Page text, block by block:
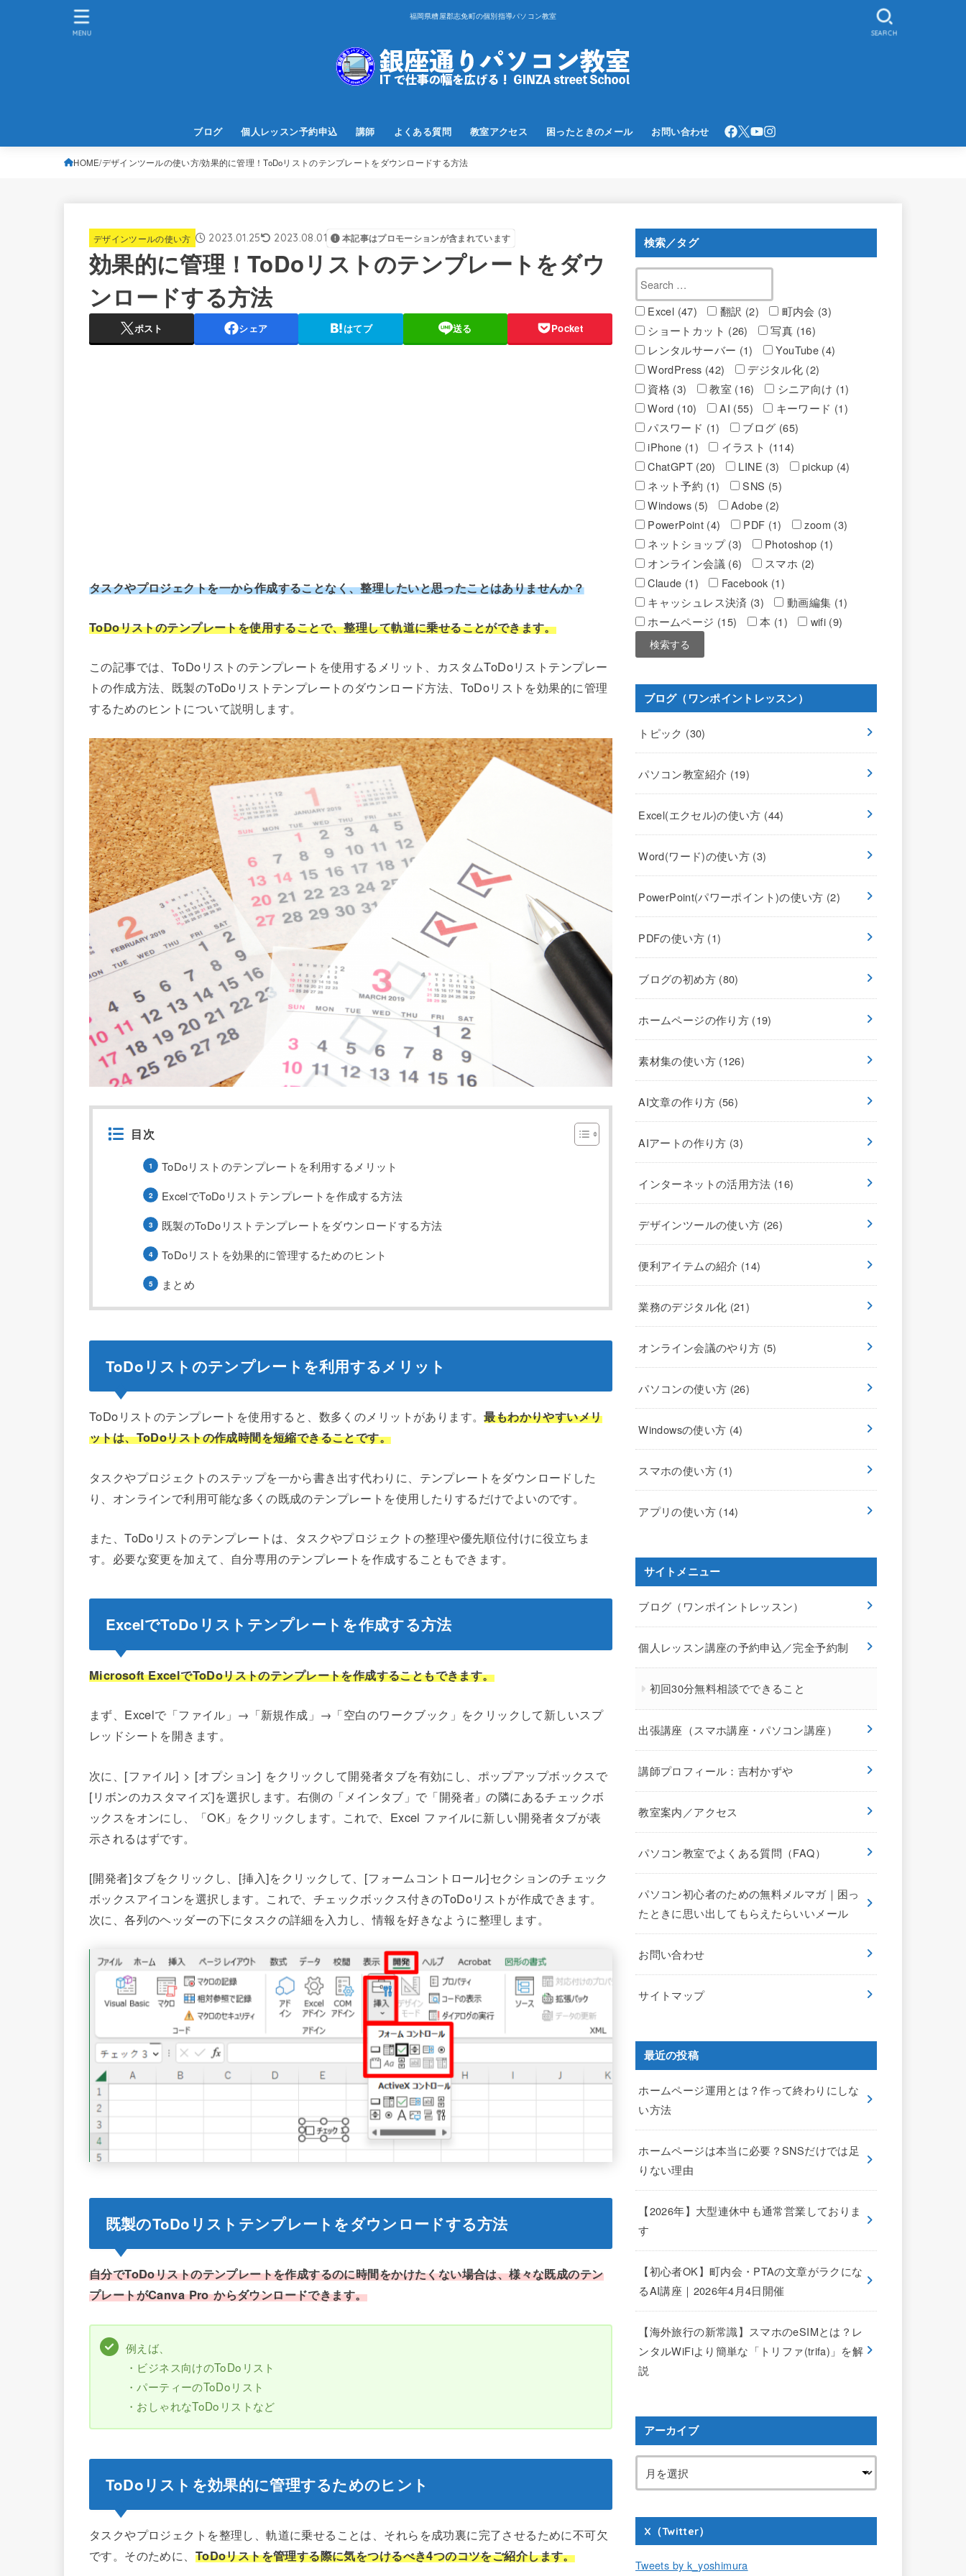
福岡県糟屋郡志免町の個別指導パソコン教室
ブログ 個人レッスン予約申込 講師 よくある質問 教室アクセス 困ったときのメール お問い合わせ
SEARCH
MENU
HOME デザインツールの使い方 効果的に管理！ToDoリストのテンプレートをダウンロードする方法
デザインツールの使い方 2023.01.25 2023.08.01 本記事はプロモーションが含まれています
効果的に管理！ToDoリストのテンプレートをダウ
ンロードする方法
ポスト シェア はてブ 送る Pocket
タスクやプロジェクトを一から作成することなく、整理したいと思ったことはありませんか？
ToDoリストのテンプレートを使用することで、整理して軌道に乗せることができます。
この記事では、ToDoリストのテンプレートを使用するメリット、カスタムToDoリストテンプレー
トの作成方法、既製のToDoリストテンプレートのダウンロード方法、ToDoリストを効果的に管理
するためのヒントについて説明します。
目次
ToDoリストのテンプレートを利用するメリット
ExcelでToDoリストテンプレートを作成する方法
既製のToDoリストテンプレートをダウンロードする方法
ToDoリストを効果的に管理するためのヒント
まとめ
ToDoリストのテンプレートを利用するメリット
ToDoリストのテンプレートを使用すると、数多くのメリットがあります。最もわかりやすいメリ
ットは、ToDoリストの作成時間を短縮できることです。
タスクやプロジェクトのステップを一から書き出す代わりに、テンプレートをダウンロードした
り、オンラインで利用可能な多くの既成のテンプレートを使用したりするだけでよいのです。
また、ToDoリストのテンプレートは、タスクやプロジェクトの整理や優先順位付けに役立ちま
す。必要な変更を加えて、自分専用のテンプレートを作成することもできます。
ExcelでToDoリストテンプレートを作成する方法
Microsoft ExcelでToDoリストのテンプレートを作成することもできます。
まず、Excelで「ファイル」→「新規作成」→「空白のワークブック」をクリックして新しいスプ
レッドシートを開きます。
次に、[ファイル] > [オプション] をクリックして開発者タブを有効にし、ポップアップボックスで
[リボンのカスタマイズ]を選択します。右側の「メインタブ」で「開発者」の隣にあるチェックボ
ックスをオンにし、「OK」をクリックします。これで、Excel ファイルに新しい開発者タブが表
示されるはずです。
[開発者]タブをクリックし、[挿入]をクリックして、[フォームコントロール]セクションのチェック
ボックスアイコンを選択します。これで、チェックボックス付きのToDoリストが作成できます。
次に、各列のヘッダーの下にタスクの詳細を入力し、情報を好きなように整理します。
既製のToDoリストテンプレートをダウンロードする方法
自分でToDoリストのテンプレートを作成するのに時間をかけたくない場合は、様々な既成のテン
プレートがCanva Proからダウンロードできます。
例えば、
・ビジネス向けのToDoリスト
・パーティーのToDoリスト
・おしゃれなToDoリストなど
ToDoリストを効果的に管理するためのヒント
タスクやプロジェクトを整理し、軌道に乗せることは、それらを成功裏に完了させるために不可欠
です。そのために、 ToDoリストを管理する際に気をつけるべき4つのコツをご紹介します。
検索／タグ
Excel (47) 翻訳 (2)
町内会 (3)
ショートカット (26)
写真 (16)
レンタルサーバー (1)
YouTube (4)
WordPress (42)
デジタル化 (2)
資格 (3)
教室 (16)
シニア向け (1)
Word (10)
AI (55)
キーワード (1)
パスワード (1)
ブログ (65)
iPhone (1)
イラスト (114)
ChatGPT (20)
LINE (3)
pickup (4)
ネット予約 (1)
SNS (5)
Windows (5)
Adobe (2)
PowerPoint (4)
PDF (1)
zoom (3)
ネットショップ (3)
Photoshop (1)
オンライン会議 (6)
スマホ (2)
Claude (1)
Facebook (1)
キャッシュレス決済 (3)
動画編集 (1)
ホームページ (15)
本 (1) wifi (9)
ブログ（ワンポイントレッスン）
トピック (30)
パソコン教室紹介 (19)
Excel(エクセル)の使い方 (44)
Word(ワード)の使い方 (3)
PowerPoint(パワーポイント)の使い方 (2)
PDFの使い方 (1)
ブログの初め方 (80)
ホームページの作り方 (19)
素材集の使い方 (126)
AI文章の作り方 (56)
AIアートの作り方 (3)
インターネットの活用方法 (16)
デザインツールの使い方 (26)
便利アイテムの紹介 (14)
業務のデジタル化 (21)
オンライン会議のやり方 (5)
パソコンの使い方 (26)
Windowsの使い方 (4)
スマホの使い方 (1)
アプリの使い方 (14)
サイトメニュー
ブログ（ワンポイントレッスン）
個人レッスン講座の予約申込／完全予約制
初回30分無料相談でできること
出張講座（スマホ講座・パソコン講座）
講師プロフィール：吉村かずや
教室案内／アクセス
パソコン教室でよくある質問（FAQ）
パソコン初心者のための無料メルマガ｜困っ
たときに思い出してもらえたらいいメール
お問い合わせ
サイトマップ
最近の投稿
ホームページ運用とは？作って終わりにしな
い方法
ホームページは本当に必要？SNSだけでは足
りない理由
【2026年】大型連休中も通常営業しておりま
す
【初心者OK】町内会・PTAの文章がラクにな
るAI講座｜2026年4月4日開催
【海外旅行の新常識】スマホのeSIMとは？レ
ンタルWiFiより簡単な「トリファ(trifa)」を解
説
アーカイブ
X（Twitter）
Tweets by k_yoshimura